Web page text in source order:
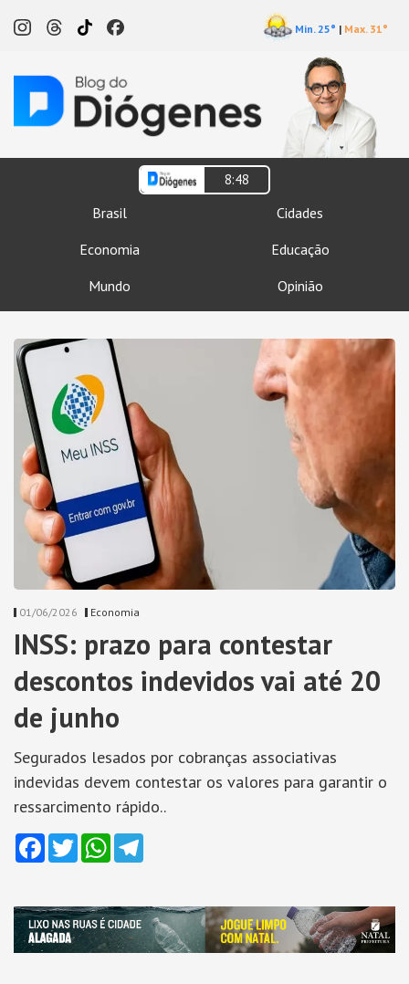
Min. 25° | Max. 31°
8:48
Brasil
Cidades
Economia
Educação
Mundo
Opinião
01/06/2026 Economia
INSS: prazo para contestar
descontos indevidos vai até 20
de junho
Segurados lesados por cobranças associativas
indevidas devem contestar os valores para garantir o
ressarcimento rápido..
Facebook
TwitterWhatsApp